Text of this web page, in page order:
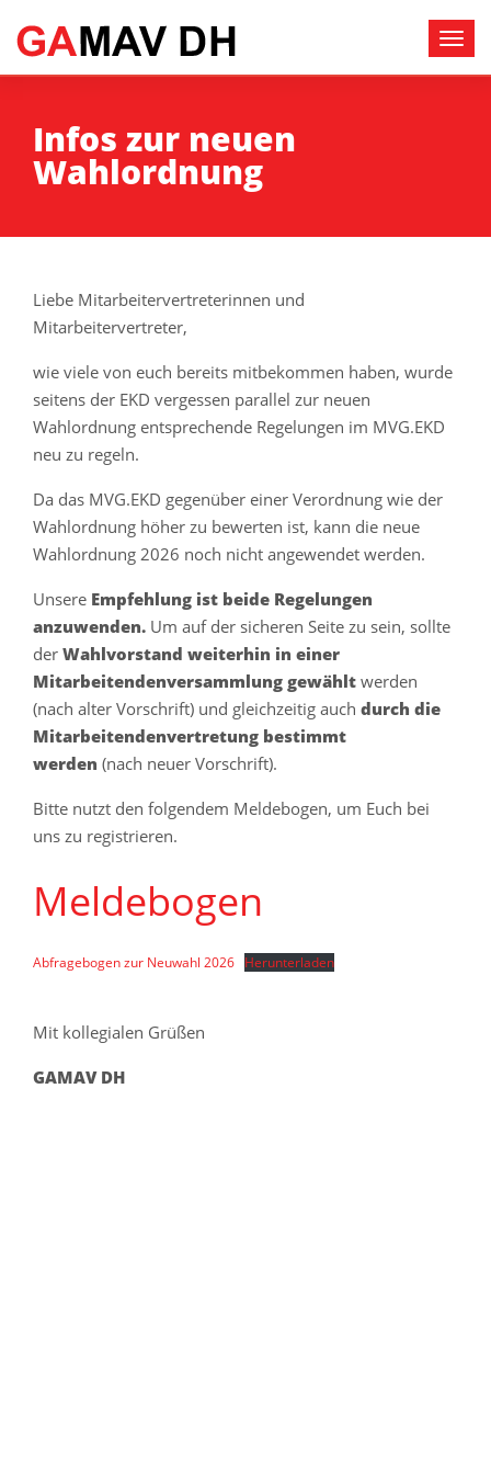
Infos zur neuen
Wahlordnung
Liebe Mitarbeitervertreterinnen und
Mitarbeitervertreter,
wie viele von euch bereits mitbekommen haben, wurde
seitens der EKD vergessen parallel zur neuen
Wahlordnung entsprechende Regelungen im MVG.EKD
neu zu regeln.
Da das MVG.EKD gegenüber einer Verordnung wie der
Wahlordnung höher zu bewerten ist, kann die neue
Wahlordnung 2026 noch nicht angewendet werden.
Unsere Empfehlung ist beide Regelungen
anzuwenden. Um auf der sicheren Seite zu sein, sollte
der Wahlvorstand weiterhin in einer
Mitarbeitendenversammlung gewählt werden
(nach alter Vorschrift) und gleichzeitig auch durch die
Mitarbeitendenvertretung bestimmt
werden (nach neuer Vorschrift).
Bitte nutzt den folgendem Meldebogen, um Euch bei
uns zu registrieren.
Meldebogen
Abfragebogen zur Neuwahl 2026 Herunterladen
Mit kollegialen Grüßen
GAMAV DH